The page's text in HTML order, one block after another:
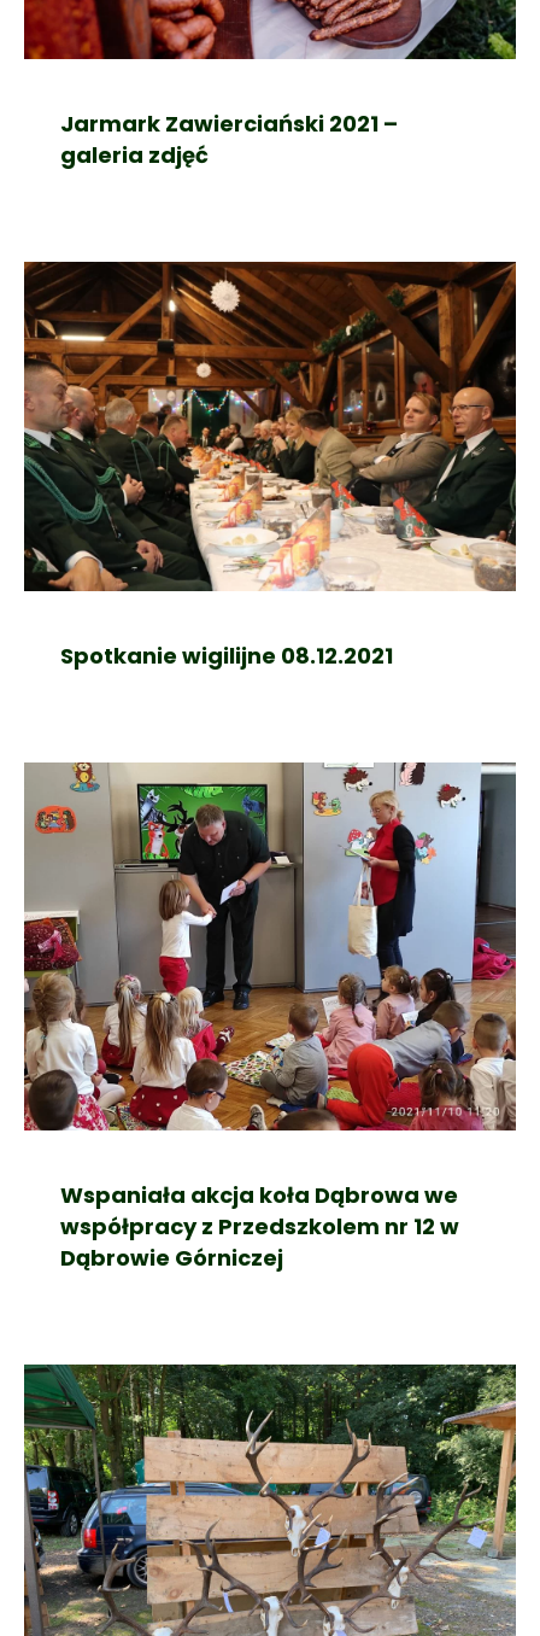
Jarmark Zawierciański 2021 –
galeria zdjęć
Spotkanie wigilijne 08.12.2021
Wspaniała akcja koła Dąbrowa we
współpracy z Przedszkolem nr 12 w
Dąbrowie Górniczej